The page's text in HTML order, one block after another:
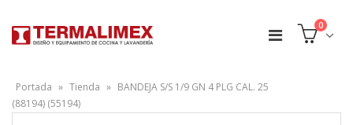
0
Portada » Tienda » BANDEJA S/S 1/9 GN 4 PLG CAL. 25
(88194) (55194)